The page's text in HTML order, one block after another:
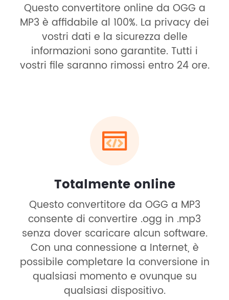
Questo convertitore online da OGG a
MP3 è affidabile al 100%. La privacy dei
vostri dati e la sicurezza delle
informazioni sono garantite. Tutti i
vostri file saranno rimossi entro 24 ore.
Totalmente online
Questo convertitore da OGG a MP3
consente di convertire .ogg in .mp3
senza dover scaricare alcun software.
Con una connessione a Internet, è
possibile completare la conversione in
qualsiasi momento e ovunque su
qualsiasi dispositivo.